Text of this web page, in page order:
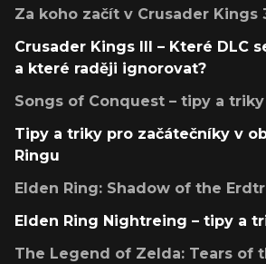
Za koho začít v Crusader Kings
Crusader Kings III – Které DLC
a které raději ignorovat?
Songs of Conquest – tipy a triky
Tipy a triky pro začátečníky v
Ringu
Elden Ring: Shadow of the
Elden Ring Nightreing – tipy a
The Legend of Zelda: Tears of